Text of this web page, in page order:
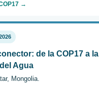
→
de la COP17 a la
Agua
Mongolia.